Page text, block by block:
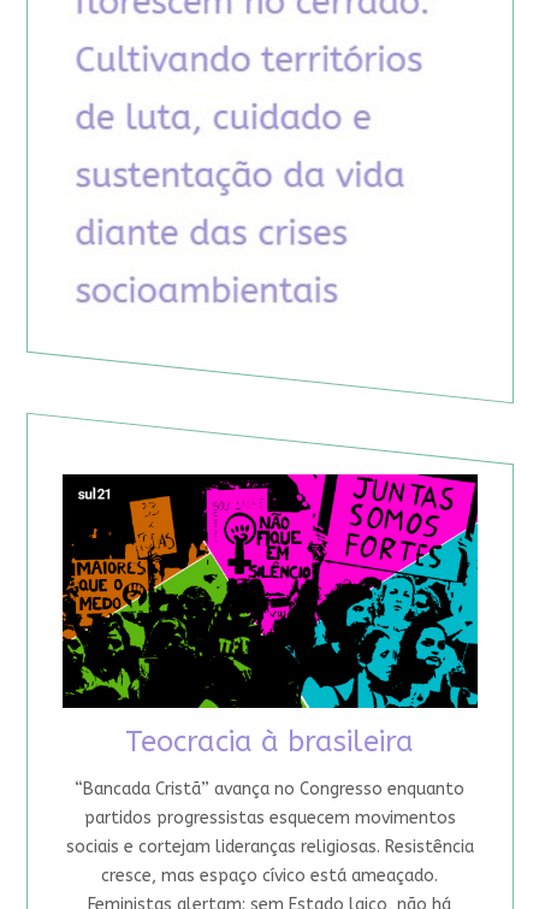
Teocracia à brasileira
“Bancada Cristã” avança no Congresso enquanto
partidos progressistas esquecem movimentos
sociais e cortejam lideranças religiosas. Resistência
cresce, mas espaço cívico está ameaçado.